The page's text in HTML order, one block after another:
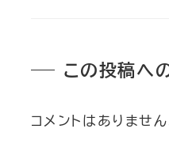
この投稿へ
コメントはありません